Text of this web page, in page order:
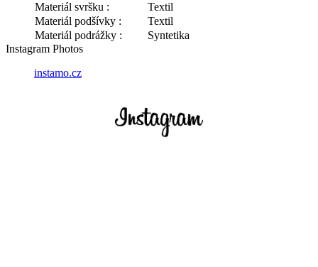
Materiál svršku :
Textil
Materiál podšívky :
Textil
Materiál podrážky :
Syntetika
Instagram Photos
instamo.cz